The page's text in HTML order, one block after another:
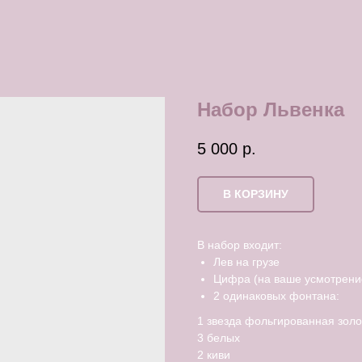
Набор Львенка
5 000 р.
В КОРЗИНУ
В набор входит:
Лев на грузе
Цифра (на ваше
2 одинаковых фонтана:
1 звезда фольгированная
3 белых
2 киви